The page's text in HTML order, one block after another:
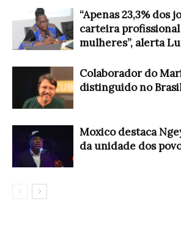
“Apenas 23,3% dos
carteira profissional
mulheres”, alerta
Colaborador do
distinguido no
Moxico destaca
da unidade dos